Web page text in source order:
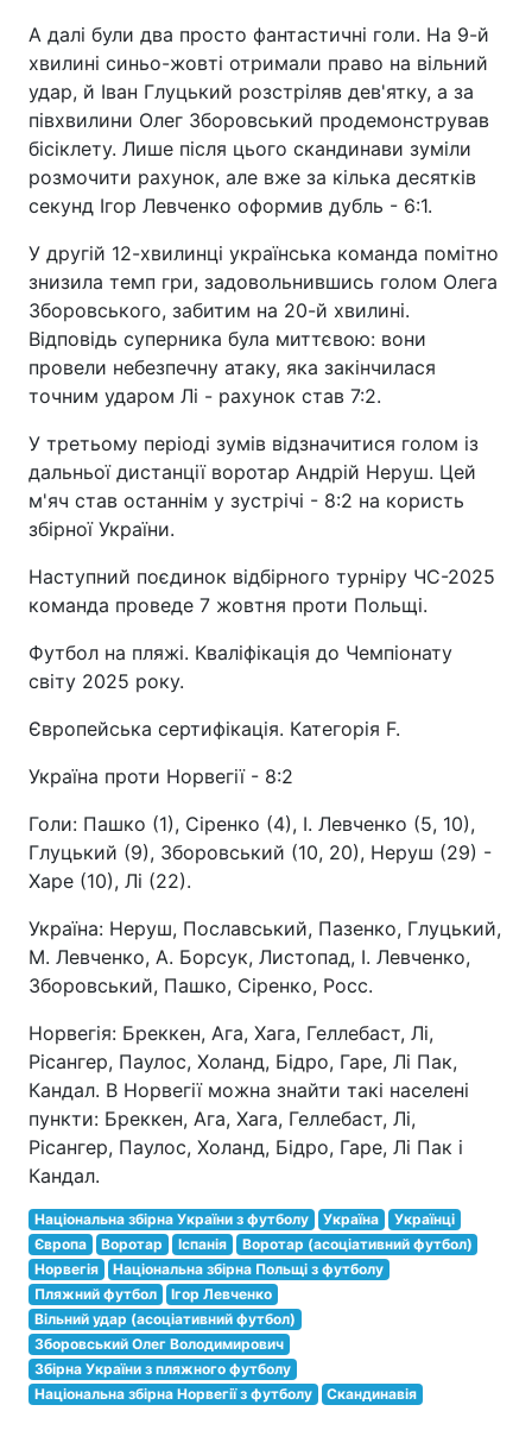
А далі були два просто фантастичні голи. На 9-й
хвилині синьо-жовті отримали право на вільний
удар, й Іван Глуцький розстріляв дев'ятку, а за
півхвилини Олег Зборовський продемонстрував
бісіклету. Лише після цього скандинави зуміли
розмочити рахунок, але вже за кілька десятків
секунд Ігор Левченко оформив дубль - 6:1.
У другій 12-хвилинці українська команда помітно
знизила темп гри, задовольнившись голом Олега
Зборовського, забитим на 20-й хвилині.
Відповідь суперника була миттєвою: вони
провели небезпечну атаку, яка закінчилася
точним ударом Лі - рахунок став 7:2.
У третьому періоді зумів відзначитися голом із
дальньої дистанції воротар Андрій Неруш. Цей
м'яч став останнім у зустрічі - 8:2 на користь
збірної України.
Наступний поєдинок відбірного турніру ЧС-2025
команда проведе 7 жовтня проти Польщі.
Футбол на пляжі. Кваліфікація до Чемпіонату
світу 2025 року.
Європейська сертифікація. Категорія F.
Україна проти Норвегії - 8:2
Голи: Пашко (1), Сіренко (4), І. Левченко (5, 10),
Глуцький (9), Зборовський (10, 20), Неруш (29) -
Харе (10), Лі (22).
Україна: Неруш, Пославський, Пазенко, Глуцький,
М. Левченко, А. Борсук, Листопад, І. Левченко,
Зборовський, Пашко, Сіренко, Росс.
Норвегія: Бреккен, Ага, Хага, Геллебаст, Лі,
Рісангер, Паулос, Холанд, Бідро, Гаре, Лі Пак,
Кандал. В Норвегії можна знайти такі населені
пункти: Бреккен, Ага, Хага, Геллебаст, Лі,
Рісангер, Паулос, Холанд, Бідро, Гаре, Лі Пак і
Кандал.
Національна збірна України з футболу Україна
Українці
Європа
Воротар Іспанія
Воротар (асоціативний футбол)
Норвегія
Національна збірна Польщі з футболу
Пляжний футбол
Ігор Левченко
Вільний удар (асоціативний футбол)
Зборовський Олег Володимирович
Збірна України з пляжного футболу
Національна збірна Норвегії з футболу
Скандинавія